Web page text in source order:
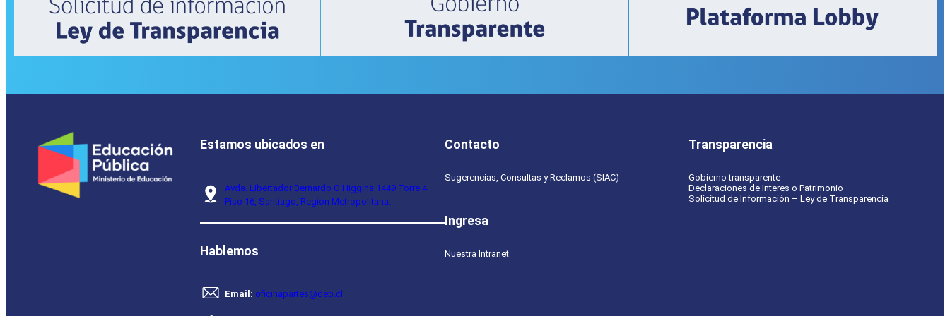
Estamos ubicados en
Avda. Libertador Bernardo O’Higgins 1449 Torre 4
Piso 16, Santiago, Región Metropolitana.
Hablemos
Email: oficinapartes@dep.cl
Contacto
Sugerencias, Consultas y Reclamos (SIAC)
Ingresa
Nuestra Intranet
Transparencia
Gobierno transparente
Declaraciones de Interes o Patrimonio
Solicitud de Información – Ley de Transparencia